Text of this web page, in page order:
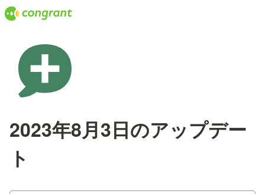
2023年8月3日のアップデー
ト